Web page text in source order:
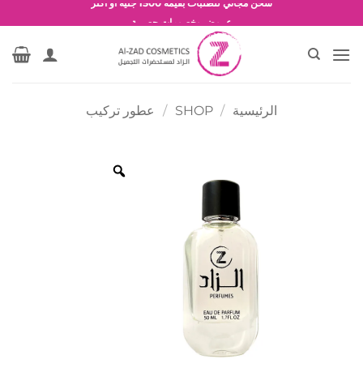
للمحتوى
شحن مجاني للطلبات بقيمة 1500 جنية أو أكثر
عروض وخصومات حصرية
الرئيسية /
SHOP
/ عطور تركيب